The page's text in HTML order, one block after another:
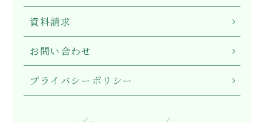
資料請求
お問い合わせ
プライバシーポリシー